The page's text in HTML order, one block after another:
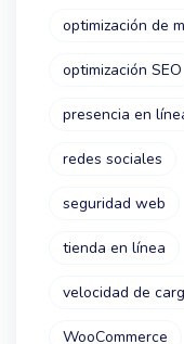
optimización de
optimización SEO
presencia en
redes sociales
seguridad web
tienda en línea
velocidad de
WooCommerce